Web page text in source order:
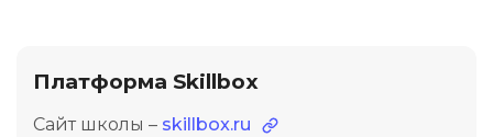
Платформа Skillbox
Сайт школы – skillbox.ru